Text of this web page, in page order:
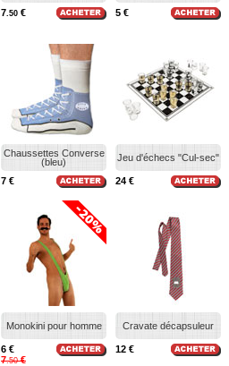
7 .50 € 5 €
Chaussettes Converse
(bleu)
7 €
Jeu d'échecs "Cul-sec"
24 €
Monokini pour homme
6 €
7.50€
Cravate décapsuleur
12 €